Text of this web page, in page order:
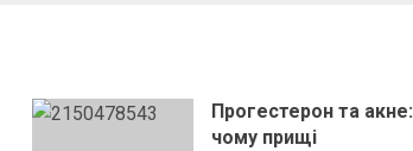
Прогестерон та акне:
чому прищі